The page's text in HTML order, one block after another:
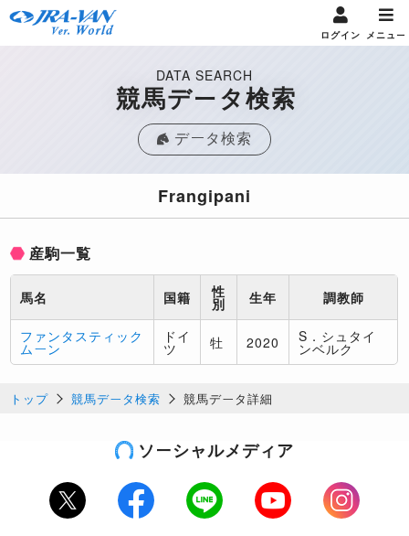
ログイン メニュー
DATA SEARCH
競馬データ検索
データ検索
Frangipani
産駒一覧
馬名 国籍 性
別 生年 調教師
ファンタスティック
ムーン
ドイ
ツ 牡 2020 S．シュタイ
ンベルク
トップ 競馬データ検索 競馬データ詳細
ソーシャルメディア
Twitter Facebook LINE Youtube
Instagram